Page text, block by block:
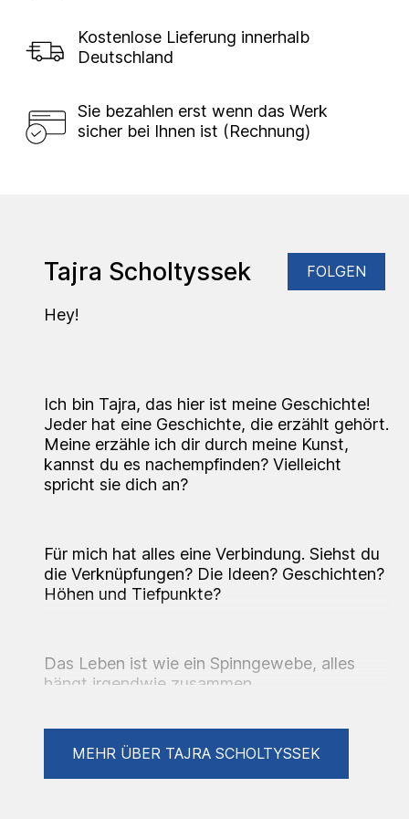
Kostenlose Lieferung innerhalb
Deutschland
Sie bezahlen erst wenn das Werk
sicher bei Ihnen ist (Rechnung)
Tajra Scholtyssek FOLGEN
Hey!
Ich bin Tajra, das hier ist meine Geschichte!
Jeder hat eine Geschichte, die erzählt gehört.
Meine erzähle ich dir durch meine Kunst,
kannst du es nachempfinden? Vielleicht
spricht sie dich an?
Für mich hat alles eine Verbindung. Siehst du
die Verknüpfungen? Die Ideen? Geschichten?
Höhen und Tiefpunkte?
Das Leben ist wie ein Spinngewebe, alles
hängt irgendwie zusammen.
Für mich ist das Leben selbst ein Kunstakt.
MEHR ÜBER TAJRA SCHOLTYSSEK